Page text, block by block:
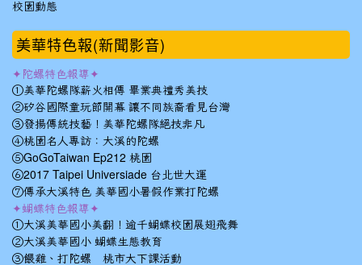
校園動態
美華特色報(新聞影音)
✦陀螺特色報導✦
①美華陀螺隊薪火相傳 畢業典禮秀美技
②矽谷國際童玩節開幕 讓不同族裔看見台灣
③發揚傳統技藝！美華陀螺隊絕技非凡
④桃園名人專訪：大溪的陀螺
⑤GoGoTaiwan Ep212 桃園
⑥2017 Taipei Universiade 台北世大運
⑦傳承大溪特色 美華國小暑假作業打陀螺
✦蝴蝶特色報導✦
①大溪美華國小美翻！逾千蝴蝶校園展翅飛舞
②大溪美華國小 蝴蝶生態教育
③餵雞、打陀螺 桃市大下課活動